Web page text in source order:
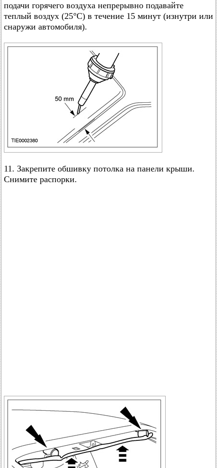
подачи горячего воздуха непрерывно подавайте
теплый воздух (25°C) в течение 15 минут (изнутри или
снаружи автомобиля).
11. Закрепите обшивку потолка на панели крыши.
Снимите распорки.